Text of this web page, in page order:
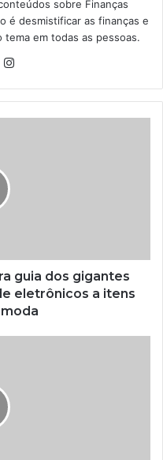
sobre Finanças
é desmistificar as finanças e
em todas as pessoas.
Linkedin
guia dos gigantes
eletrônicos a itens